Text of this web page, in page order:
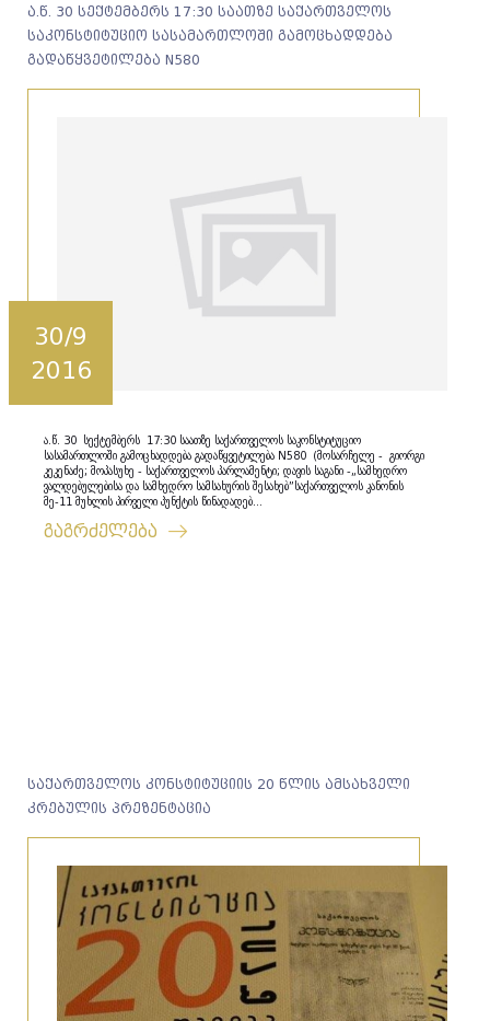
ა.წ. 30 სექტემბერს 17:30 საათზე საქართველოს
საკონსტიტუციო სასამართლოში გამოცხადდება
გადაწყვეტილება N580
30/9
2016
ა.წ. 30 სექტემბერს 17:30 საათზე საქართველოს საკონსტიტუციო
სასამართლოში გამოცხადდება გადაწყვეტილება N580 (მოსარჩელე - გიორგი
კეკენაძე; მოპასუხე - საქართველოს პარლამენტი; დავის საგანი -„სამხედრო
ვალდებულებისა და სამხედრო სამსახურის შესახებ”საქართველოს კანონის
მე-11 მუხლის პირველი პუნქტის წინადადებ...
გაგრძელება
საქართველოს კონსტიტუციის 20 წლის ამსახველი
კრებულის პრეზენტაცია